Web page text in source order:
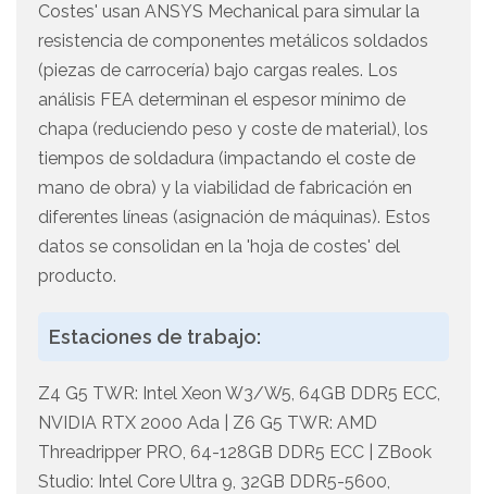
Costes' usan ANSYS Mechanical para simular la
resistencia de componentes metálicos soldados
(piezas de carrocería) bajo cargas reales. Los
análisis FEA determinan el espesor mínimo de
chapa (reduciendo peso y coste de material), los
tiempos de soldadura (impactando el coste de
mano de obra) y la viabilidad de fabricación en
diferentes líneas (asignación de máquinas). Estos
datos se consolidan en la 'hoja de costes' del
producto.
Estaciones de trabajo:
Z4 G5 TWR: Intel Xeon W3/W5, 64GB DDR5 ECC,
NVIDIA RTX 2000 Ada | Z6 G5 TWR: AMD
Threadripper PRO, 64-128GB DDR5 ECC | ZBook
Studio: Intel Core Ultra 9, 32GB DDR5-5600,